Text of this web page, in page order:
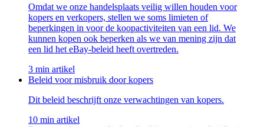
Omdat we onze handelsplaats veilig willen houden voor
kopers en verkopers, stellen we soms limieten of
beperkingen in voor de koopactiviteiten van een lid. We
kunnen kopen ook beperken als we van mening zijn dat
een lid het eBay-beleid heeft overtreden.
3 min artikel
Beleid voor misbruik door kopers
Dit beleid beschrijft onze verwachtingen van kopers.
10 min artikel